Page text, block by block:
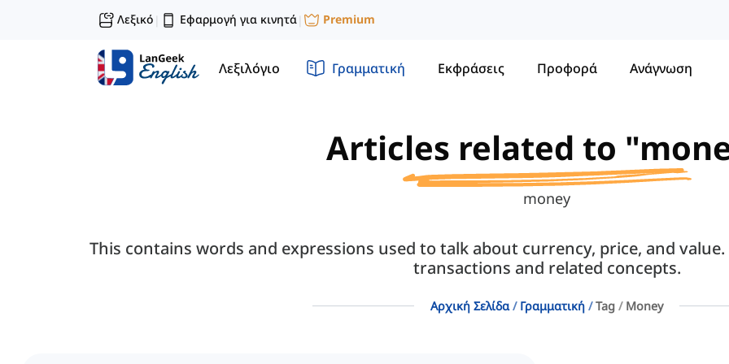
Λεξικό | Εφαρμογή για κινητά| Premium
Λεξιλόγιο Γραμματική Εκφράσεις Προφορά Ανάγνωση
Articles related to
money
This contains words and expressions used to talk about currency, price, and
transactions and related concepts.
Αρχική Σελίδα Γραμματική Tag Money